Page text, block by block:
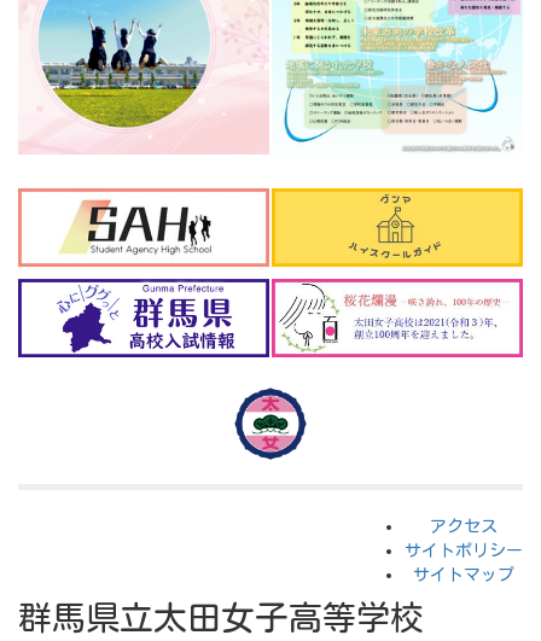
アクセス
サイトポリシー
サイトマップ
群馬県立太田女子高等学校